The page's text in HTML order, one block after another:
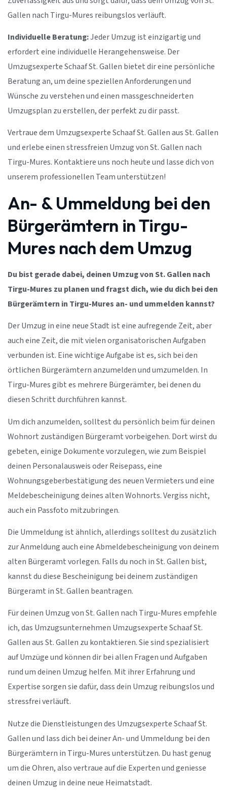
Gallen nach Tirgu-Mures reibungslos verläuft.
Individuelle Beratung:Jeder Umzug ist einzigartig und
erfordert eine individuelle Herangehensweise. Der
Umzugsexperte Schaaf St. Gallen bietet dir eine persönliche
Beratung an, um deine speziellen Anforderungen und
Wünsche zu verstehen und einen massgeschneiderten
Umzugsplan zu erstellen, der perfekt zu dir passt.
Vertraue dem Umzugsexperte Schaaf St. Gallen aus St. Gallen
und erlebe einen stressfreien Umzug von St. Gallen nach
Tirgu-Mures. Kontaktiere uns noch heute und lasse dich von
unserem professionellen Team unterstützen!
An- & Ummeldung bei den
Bürgerämtern in Tirgu-
Mures nach dem Umzug
Du bist gerade dabei, deinen Umzug von St. Gallen nach
Tirgu-Mures zu planen und fragst dich, wie du dich bei den
Bürgerämtern in Tirgu-Mures an- und ummelden kannst?
Der Umzug in eine neue Stadt ist eine aufregende Zeit, aber
auch eine Zeit, die mit vielen organisatorischen Aufgaben
verbunden ist. Eine wichtige Aufgabe ist es, sich bei den
örtlichen Bürgerämtern anzumelden und umzumelden. In
Tirgu-Mures gibt es mehrere Bürgerämter, bei denen du
diesen Schritt durchführen kannst.
Um dich anzumelden, solltest du persönlich beim für deinen
Wohnort zuständigen Bürgeramt vorbeigehen. Dort wirst du
gebeten, einige Dokumente vorzulegen, wie zum Beispiel
deinen Personalausweis oder Reisepass, eine
Wohnungsgeberbestätigung des neuen Vermieters und eine
Meldebescheinigung deines alten Wohnorts. Vergiss nicht,
auch ein Passfoto mitzubringen.
Die Ummeldung ist ähnlich, allerdings solltest du zusätzlich
zur Anmeldung auch eine Abmeldebescheinigung von deinem
alten Bürgeramt vorlegen. Falls du noch in St. Gallen bist,
kannst du diese Bescheinigung bei deinem zuständigen
Bürgeramt in St. Gallen beantragen.
Für deinen Umzug von St. Gallen nach Tirgu-Mures empfehle
ich, das Umzugsunternehmen Umzugsexperte Schaaf St.
Gallen aus St. Gallen zu kontaktieren. Sie sind spezialisiert
auf Umzüge und können dir bei allen Fragen und Aufgaben
rund um deinen Umzug helfen. Mit ihrer Erfahrung und
Expertise sorgen sie dafür, dass dein Umzug reibungslos und
stressfrei verläuft.
Nutze die Dienstleistungen des Umzugsexperte Schaaf St.
Gallen und lass dich bei deiner An- und Ummeldung bei den
Bürgerämtern in Tirgu-Mures unterstützen. Du hast genug
um die Ohren, also vertraue auf die Experten und geniesse
deinen Umzug in deine neue Heimatstadt.